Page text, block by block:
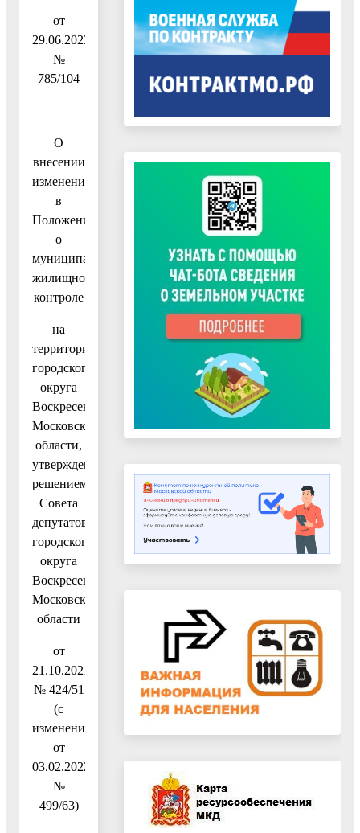
от
29.06.2023
№
785/104
О
внесении
изменений
в
Положение
о
муниципальном
жилищном
контроле
на
территории
городского
округа
Воскресенск
Московской
области,
утвержденное
решением
Совета
депутатов
городского
округа
Воскресенск
Московской
области
от
21.10.2021
№ 424/51
(с
изменениями
от
03.02.2022
№
499/63)